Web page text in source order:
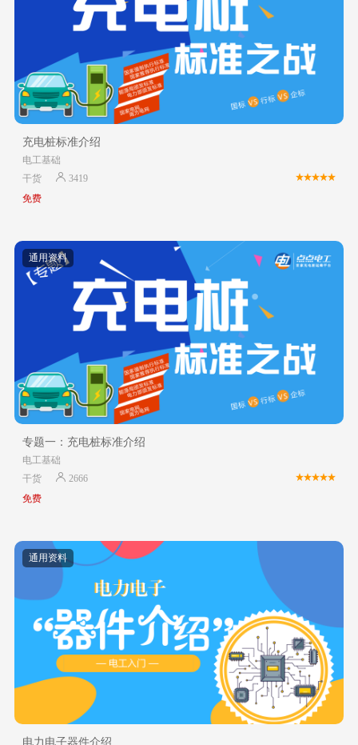
充电桩标准介绍
电工基础
干货
3419
免费
通用资料
专题一：充电桩标准介绍
电工基础
干货
2666
免费
通用资料
电力电子器件介绍